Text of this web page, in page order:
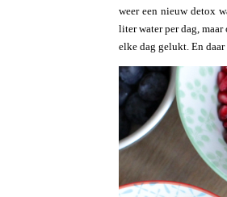
weer een nieuw detox
liter water per dag,
elke dag gelukt. En